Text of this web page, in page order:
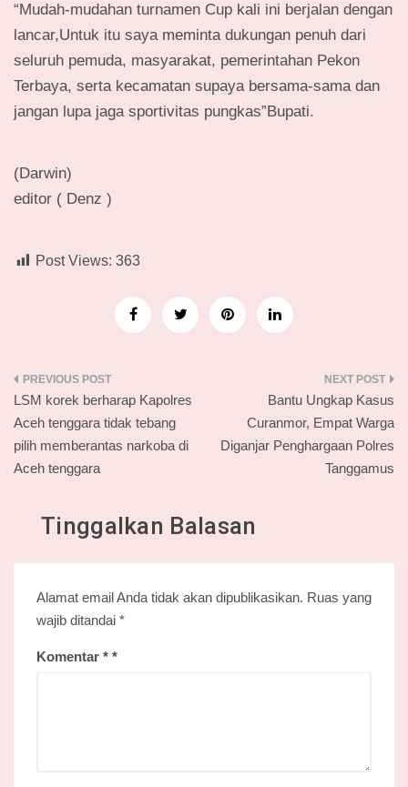
“Mudah-mudahan turnamen Cup kali ini berjalan dengan
lancar,Untuk itu saya meminta dukungan penuh dari
seluruh pemuda, masyarakat, pemerintahan Pekon
Terbaya, serta kecamatan supaya bersama-sama dan
jangan lupa jaga sportivitas pungkas”Bupati.
(Darwin)
editor ( Denz )
Post Views: 363
Navigasi
pos
LSM korek berharap Kapolres
Aceh tenggara tidak tebang
pilih memberantas narkoba di
Aceh tenggara
Bantu Ungkap Kasus
Curanmor, Empat Warga
Diganjar Penghargaan Polres
Tanggamus
Tinggalkan Balasan
Alamat email Anda tidak akan dipublikasikan. Ruas yang
wajib ditandai *
Komentar *